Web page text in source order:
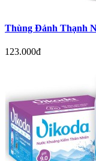
Thùng Đảnh Thạnh
123.000đ